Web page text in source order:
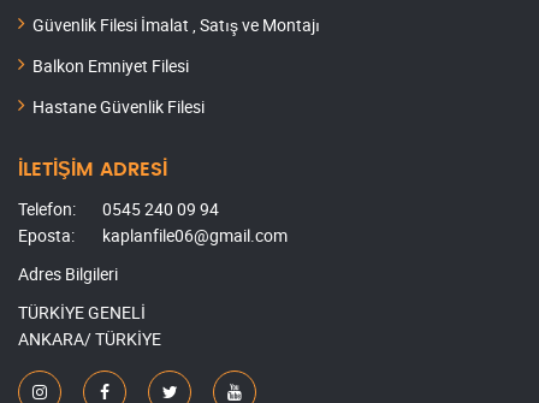
Güvenlik Filesi İmalat , Satış ve Montajı
Balkon Emniyet Filesi
Hastane Güvenlik Filesi
İLETİŞİM ADRESİ
Telefon:
0545 240 09 94
Eposta:
kaplanfile06@gmail.com
Adres Bilgileri
TÜRKİYE GENELİ
ANKARA/ TÜRKİYE